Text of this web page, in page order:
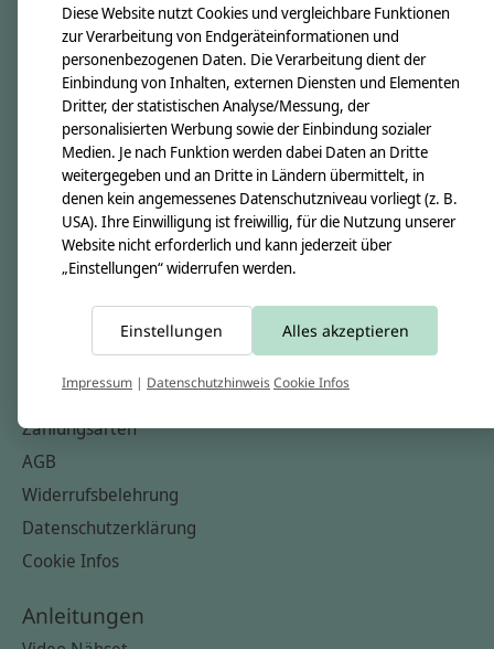
crêpes suzette
Über uns
Unsere Creppies
Nähkästchen
Unsere Stoffe
Impressum
Versandkosten & Rücksendungen
Zahlungsarten
AGB
Widerrufsbelehrung
Datenschutzerklärung
Cookie Infos
Anleitungen
Diese Website nutzt Cookies und vergleichbare Funktionen
zur Verarbeitung von Endgeräteinformationen und
personenbezogenen Daten. Die Verarbeitung dient der
Einbindung von Inhalten, externen Diensten und Elementen
Dritter, der statistischen Analyse/Messung, der
personalisierten Werbung sowie der Einbindung sozialer
Medien. Je nach Funktion werden dabei Daten an Dritte
weitergegeben und an Dritte in Ländern übermittelt, in
denen kein angemessenes Datenschutzniveau vorliegt (z. B.
USA). Ihre Einwilligung ist freiwillig, für die Nutzung unserer
Website nicht erforderlich und kann jederzeit über
„Einstellungen“ widerrufen werden.
Einstellungen Alles akzeptieren
Impressum | DatenschutzhinweisCookie Infos